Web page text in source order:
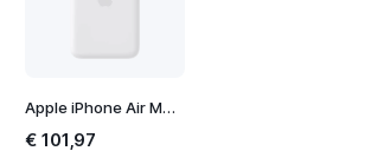
Apple iPhone Air MagSafe Battery
€ 101,97